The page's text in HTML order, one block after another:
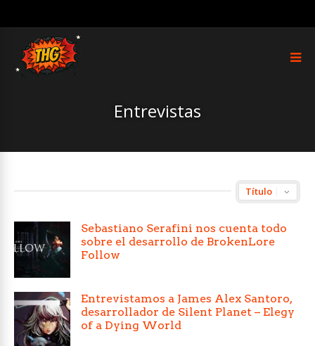
Entrevistas
Sebastiano Serafini nos cuenta todo
sobre el desarrollo de BrokenLore
Follow
Entrevistamos a James Alex Santoro,
desarrollador de Silent Planet – Elegy
of a Dying World